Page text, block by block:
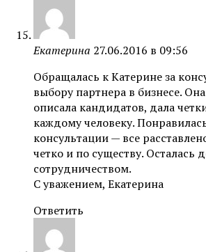
Екатерина 27.06.2016 в 09:56
Обращалась к Катерине за
выбору партнера в бизнесе.
описала кандидатов, дала
каждому человеку.
консультации — все
четко и по существу. Осталась
сотрудничеством.
С уважением, Екатерина
Ответить